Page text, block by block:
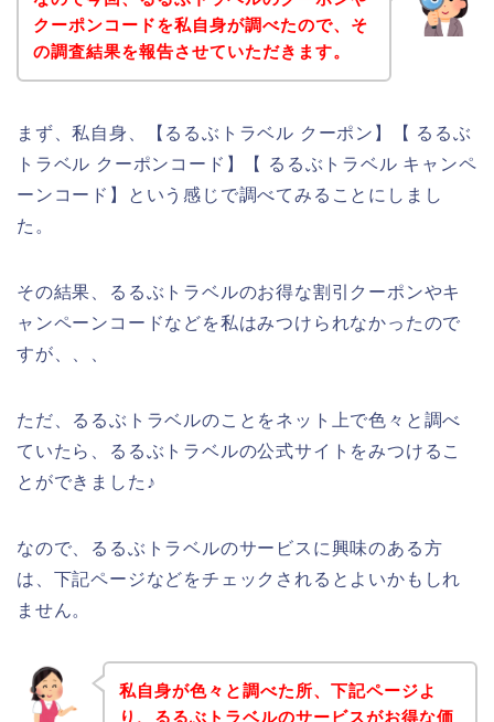
クーポンコードを私自身が調べたので、そ
の調査結果を報告させていただきます。
まず、私自身、【るるぶトラベル クーポン】【 るるぶ
トラベル クーポンコード】【 るるぶトラベル キャンペ
ーンコード】という感じで調べてみることにしまし
た。
その結果、るるぶトラベルのお得な割引クーポンやキ
ャンペーンコードなどを私はみつけられなかったので
すが、、、
ただ、るるぶトラベルのことをネット上で色々と調べ
ていたら、るるぶトラベルの公式サイトをみつけるこ
とができました♪
なので、るるぶトラベルのサービスに興味のある方
は、下記ページなどをチェックされるとよいかもしれ
ません。
私自身が色々と調べた所、下記ページよ
り、るるぶトラベルのサービスがお得な価